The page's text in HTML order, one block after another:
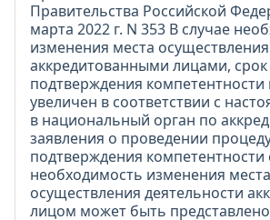
Правительства Российской
марта 2022 г. N 353 В случае
изменения места
аккредитованными лицами,
подтверждения компетентности
увеличен в соответствии с
в национальный орган по
заявления о проведении
подтверждения компетентности
необходимость изменения места
осуществления деятельности
лицом может быть